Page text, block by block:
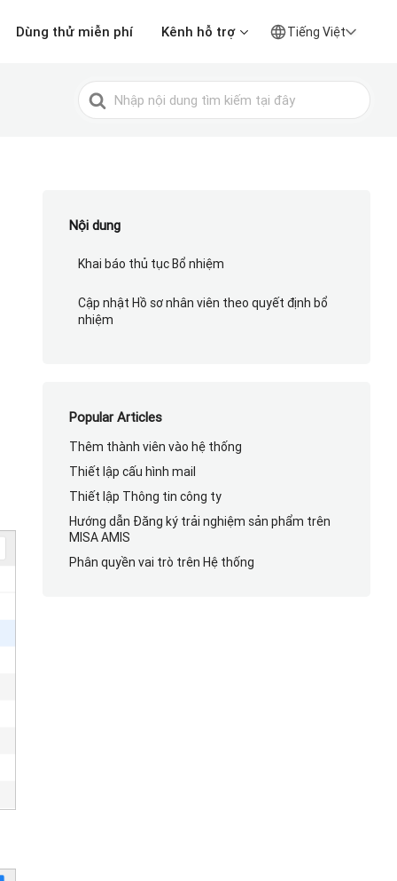
Dùng thử miễn phí Kênh hỗ trợ Tiếng Việt
Tìm
kiếm
Nội dung
Khai báo thủ tục Bổ nhiệm
Cập nhật Hồ sơ nhân viên theo quyết định bổ
nhiệm
Popular Articles
Thêm thành viên vào hệ thống
Thiết lập cấu hình mail
Thiết lập Thông tin công ty
Hướng dẫn Đăng ký trải nghiệm sản phẩm trên
MISA AMIS
Phân quyền vai trò trên Hệ thống